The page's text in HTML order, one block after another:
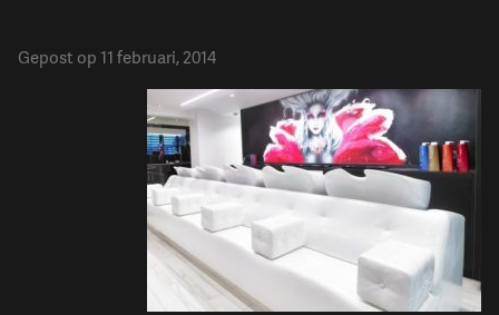
Gepost op 11 februari, 2014